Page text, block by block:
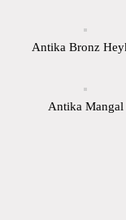
Antika Bronz
Antika Mangal